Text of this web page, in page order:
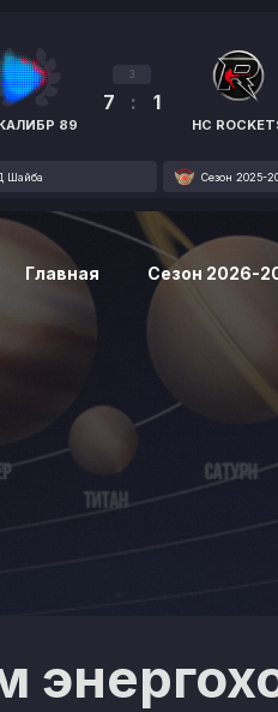
89
3
7 : 1
HC
Шайба Сезон 2025-
Главная Сезон 2026-